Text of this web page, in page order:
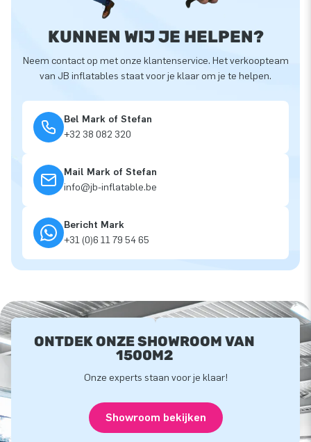
KUNNEN WIJ JE HELPEN?
Neem contact op met onze klantenservice. Het verkoopteam
van JB inflatables staat voor je klaar om je te helpen.
Bel Mark of Stefan
+32 38 082 320
Mail Mark of Stefan
info@jb-inflatable.be
Bericht Mark
+31 (0)6 11 79 54 65
ONTDEK ONZE SHOWROOM VAN
1500M2
Onze experts staan voor je klaar!
Showroom bekijken